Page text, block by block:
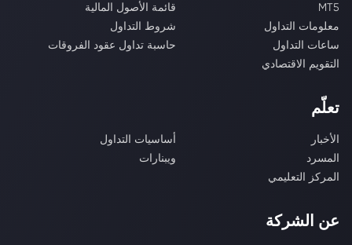
MT5
قائمة الأصول المالية
معلومات التداول
شروط التداول
ساعات التداول
حاسبة تداول عقود الفروقات
التقويم الاقتصادي
تعلّم
الأخبار
أساسيات التداول
المسرد
ويبنارات
المركز التعليمي
عن الشركة